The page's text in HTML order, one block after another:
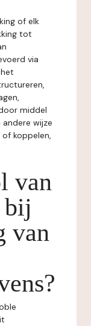
of elk
tot
via
middel
wijze
koppelen,
van
bij
van